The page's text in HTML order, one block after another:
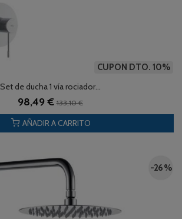
CUPON DTO. 10%
Set de ducha 1 vía rociador...
98,49 €133,10 €
AÑADIR A CARRITO
-26 %